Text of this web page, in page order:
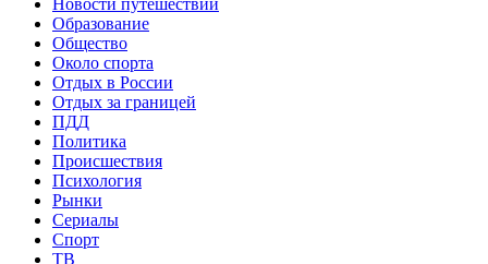
Образование
Общество
Около спорта
Отдых в России
Отдых за границей
ПДД
Политика
Происшествия
Психология
Рынки
Сериалы
Спорт
ТВ